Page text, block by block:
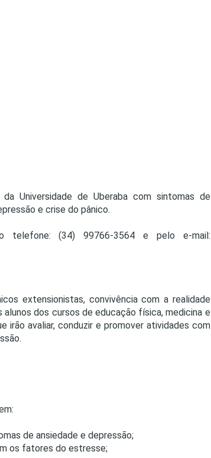
Universidade de Uberaba com sintomas de
e crise do pânico.
telefone: (34) 99766-3564 e pelo e-mail:
extensionistas, convivência com a realidade
dos cursos de educação física, medicina e
irão avaliar, conduzir e promover atividades com
de ansiedade e depressão;
os fatores do estresse;